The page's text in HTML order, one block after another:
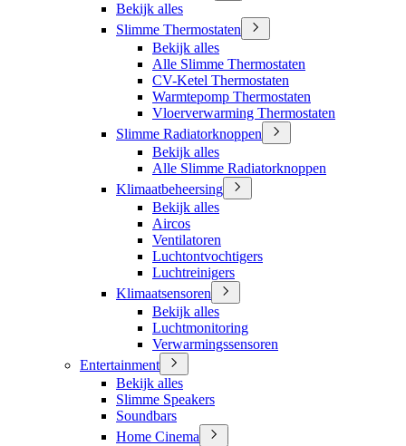
Bekijk alles
Slimme Thermostaten
Bekijk alles
Alle Slimme Thermostaten
CV-Ketel Thermostaten
Warmtepomp Thermostaten
Vloerverwarming Thermostaten
Slimme Radiatorknoppen
Bekijk alles
Alle Slimme Radiatorknoppen
Klimaatbeheersing
Bekijk alles
Aircos
Ventilatoren
Luchtontvochtigers
Luchtreinigers
Klimaatsensoren
Bekijk alles
Luchtmonitoring
Verwarmingssensoren
Entertainment
Bekijk alles
Slimme Speakers
Soundbars
Home Cinema